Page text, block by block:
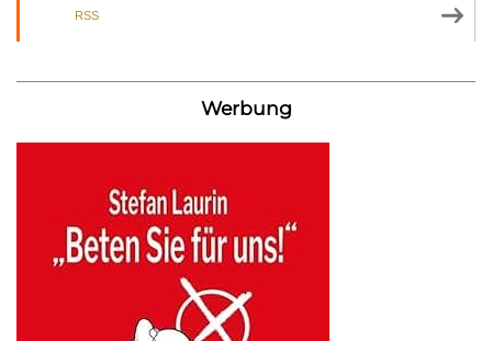
RSS
Werbung